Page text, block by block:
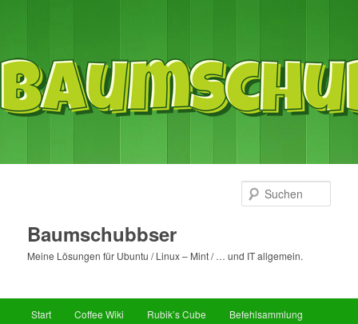
Baumschubbser
Meine Lösungen für Ubuntu / Linux – Mint / … und IT allgemein.
Zum
Zum
Start Coffee Wiki Rubik’s Cube Befehlsammlung